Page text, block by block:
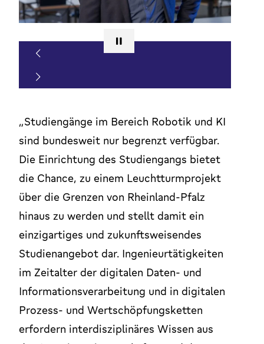
„Studiengänge im Bereich Robotik und KI
sind bundesweit nur begrenzt verfügbar.
Die Einrichtung des Studiengangs bietet
die Chance, zu einem Leuchtturmprojekt
über die Grenzen von Rheinland-Pfalz
hinaus zu werden und stellt damit ein
einzigartiges und zukunftsweisendes
Studienangebot dar. Ingenieurtätigkeiten
im Zeitalter der digitalen Daten- und
Informationsverarbeitung und in digitalen
Prozess- und Wertschöpfungsketten
erfordern interdisziplinäres Wissen aus